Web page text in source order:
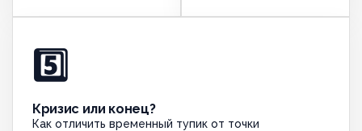
5️⃣
Кризис или конец?
Как отличить временный тупик от точки